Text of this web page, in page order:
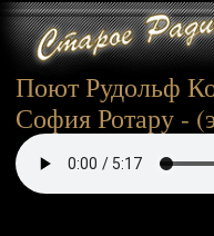
Поют Рудольф
София Ротару -